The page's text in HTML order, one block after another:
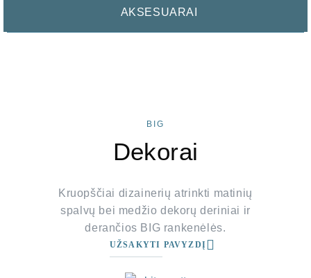
AKSESUARAI
Dekorai
BIG
Kruopščiai dizainerių atrinkti matinių
spalvų bei medžio dekorų deriniai ir
derančios BIG rankenėlės.
UŽSAKYTI PAVYZDĮ